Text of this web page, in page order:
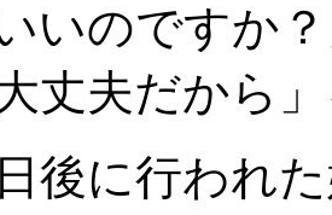
いのですか
丈夫だから
後に行われ